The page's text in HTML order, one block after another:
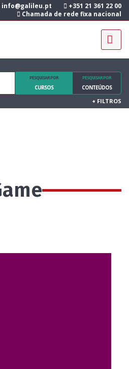
info@galileu.pt
+351 21 361 22 00
Chamada de rede fixa nacional
PESQUISAR POR
CURSOS
PESQUISAR POR
CONTEÚDOS
+ FILTROS